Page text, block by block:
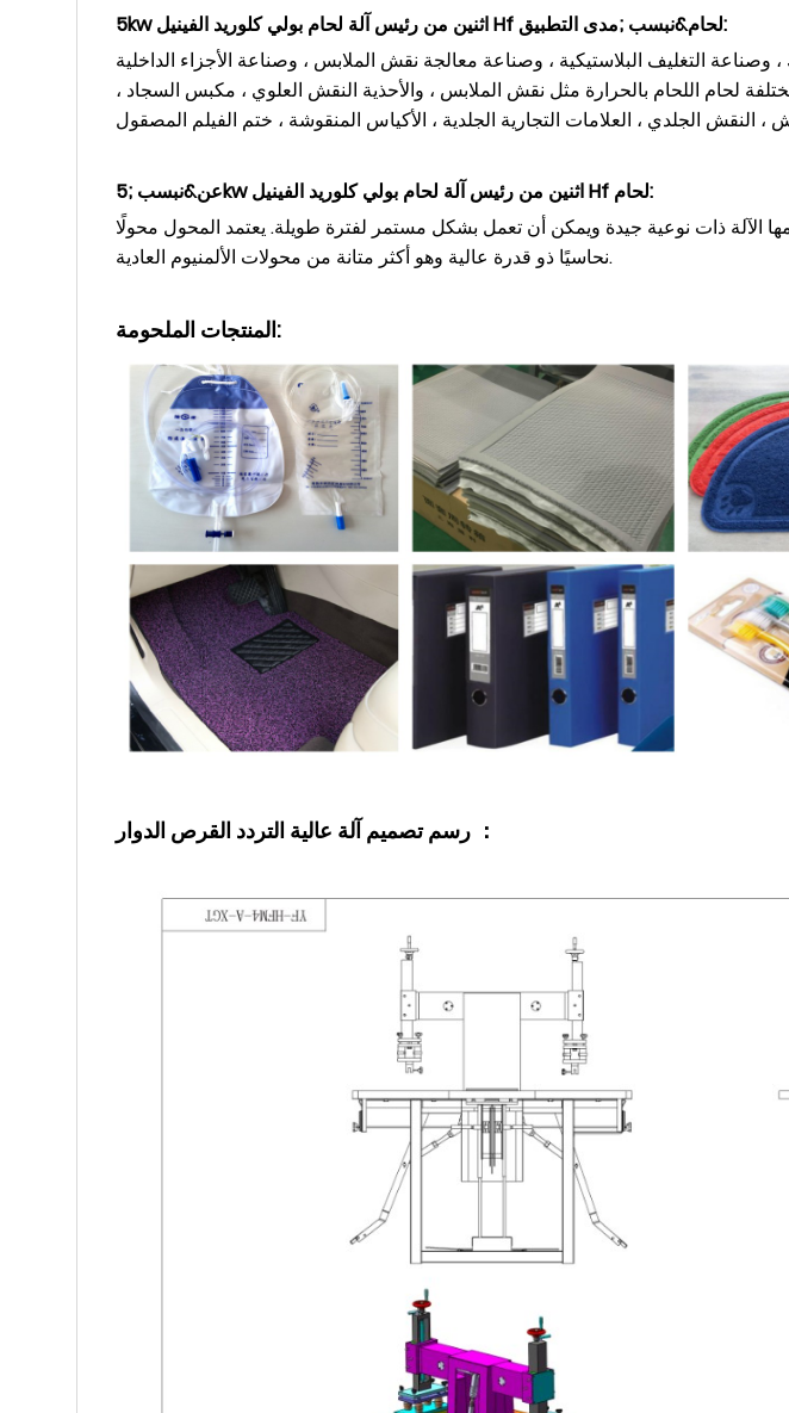
5kw اثنين من رئيس آلة لحام بولي كلوريد الفينيل Hf لحام&نبسب ;مدى التطبيق
:
التغليف البلاستيكية ، وصناعة معالجة نقش الملابس ، وصناعة الأجزاء الداخلية
لحام اللحام بالحرارة مثل نقش الملابس ، والأحذية النقش العلوي ، مكبس السجاد ،
عن&نبسب ; 5kw اثنين من رئيس آلة لحام بولي كلوريد الفينيل Hf لحام:
الآلة ذات نوعية جيدة ويمكن أن تعمل بشكل مستمر لفترة طويلة. يعتمد المحول محولًا
نحاسيًا ذو قدرة عالية وهو أكثر متانة من محولات الألمنيوم العادية.
المنتجات الملحومة:
رسم تصميم آلة عالية التردد القرص الدوار ：